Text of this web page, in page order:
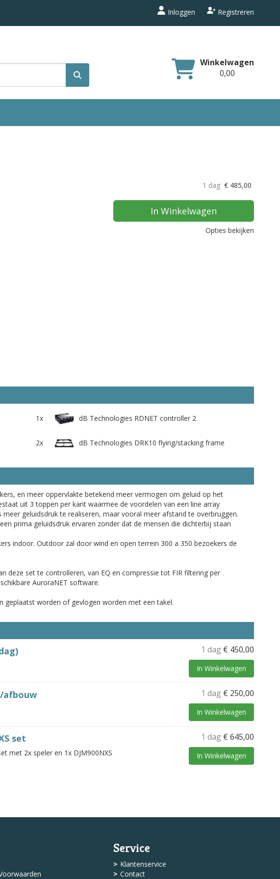
Inloggen Registreren
Winkelwagen
0,00
1 dag € 485,00
In Winkelwagen
Opties bekijken
1x dB Technologies RDNET controller 2
2x dB Technologies DRK10 flying/stacking frame
en meer oppervlakte betekend meer vermogen om geluid op het
uit 3 toppen per kant waarmee de voordelen van een line array
geluidsdruk te realiseren, maar vooral meer afstand te overbruggen.
prima geluidsdruk ervaren zonder dat de mensen die dichterbij staan
indoor. Outdoor zal door wind en open terrein 300 a 350 bezoekers de
deze set te controlleren, van EQ en compressie tot FIR filtering per
AuroraNET software.
geplaatst worden of gevlogen worden met een takel.
1 dag € 450,00
In Winkelwagen
1 dag € 250,00
In Winkelwagen
afbouw
1 dag € 645,00
In Winkelwagen
set
met 2x speler en 1x DJM900NXS
Service
Klantenservice
Contact